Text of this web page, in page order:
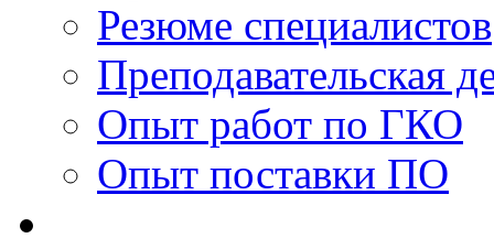
Резюме специалистов
Преподавательская
Опыт работ по ГКО
Опыт поставки ПО